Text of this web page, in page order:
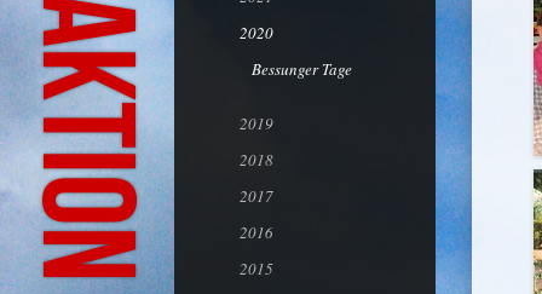
2020
Bessunger Tage
2019
2018
2017
2016
2015